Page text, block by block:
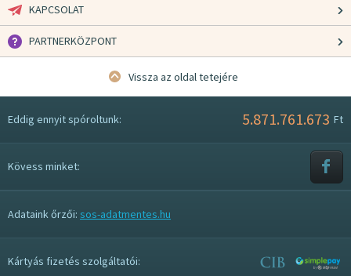
KAPCSOLAT
PARTNERKÖZPONT
Vissza az oldal tetejére
Eddig ennyit spóroltunk: 5.871.761.673 Ft
Kövess minket:
Adataink őrzői: sos-adatmentes.hu
Kártyás fizetés szolgáltatói: